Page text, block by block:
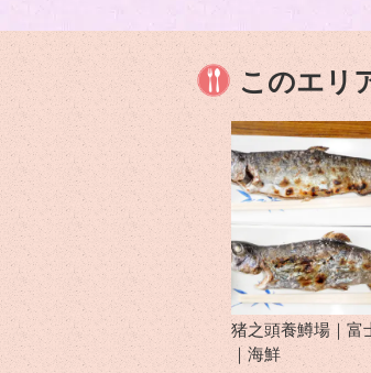
このエリ
猪之頭養鱒場｜富
｜海鮮